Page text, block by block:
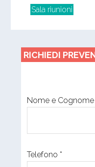
Sala riunioni
RICHIEDI
Nome e Cognome
Telefono *